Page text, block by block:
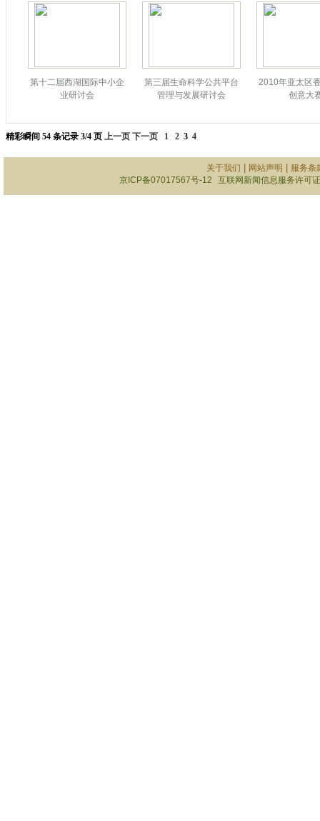
第十二届西湖国际中小企
业研讨会
第三届生命科学公共平台
管理与发展研讨会
2010年亚太区
创意大
精彩瞬间 54 条记录 3/4 页 上一页 下一页 1 2 3 4
关于我们 网站声明
服务条
京ICP备07017567号-12
互联网新闻信息服务许可证